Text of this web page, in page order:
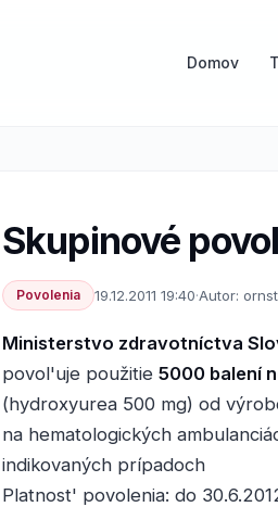
Domov
Skupinové
Povolenia 19.12.2011 19:40·Autor: ornst
Ministerstvo zdravotníctva
povol'uje použitie 5000 balení
(hydroxyurea 500 mg) od
na hematologických
indikovaných prípadoch
Platnost' povolenia: do